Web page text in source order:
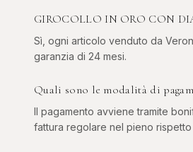
GIROCOLLO IN ORO CON
Sì, ogni articolo venduto da
garanzia di 24 mesi.
Quali sono le modalità di
Il pagamento avviene tramite
fattura regolare nel pieno